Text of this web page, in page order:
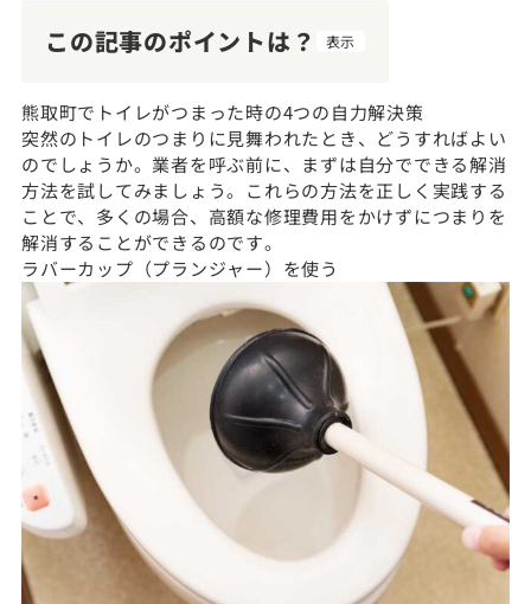
この記事のポイントは？ 表示
熊取町でトイレがつまった時の4つの自力解決策
突然のトイレのつまりに見舞われたとき、どうすればよい
のでしょうか。業者を呼ぶ前に、まずは自分でできる解消
方法を試してみましょう。これらの方法を正しく実践する
ことで、多くの場合、高額な修理費用をかけずにつまりを
解消することができるのです。
ラバーカップ（プランジャー）を使う